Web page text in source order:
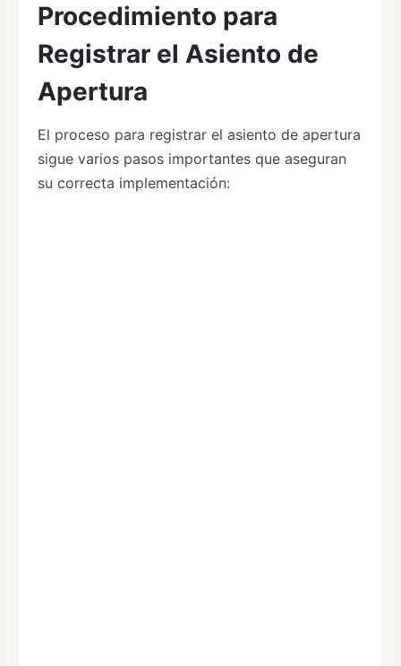
Procedimiento para
Registrar el Asiento de
Apertura
El proceso para registrar el asiento de apertura
sigue varios pasos importantes que aseguran
su correcta implementación: